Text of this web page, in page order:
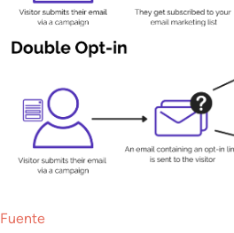
Fuente